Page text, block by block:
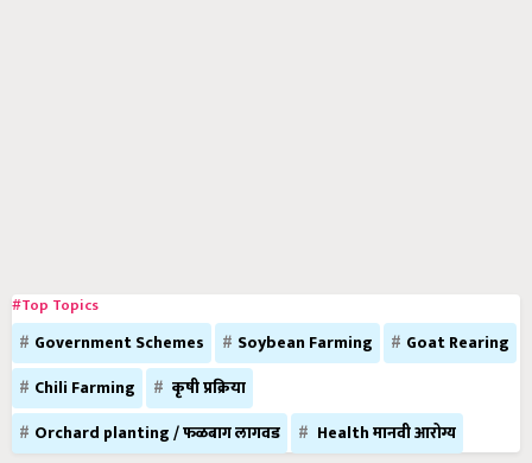
#Top Topics
Government Schemes Soybean Farming
Goat Rearing
Chili Farming
कृषी प्रक्रिया
Orchard planting / फळबाग लागवड
Health मानवी आरोग्य